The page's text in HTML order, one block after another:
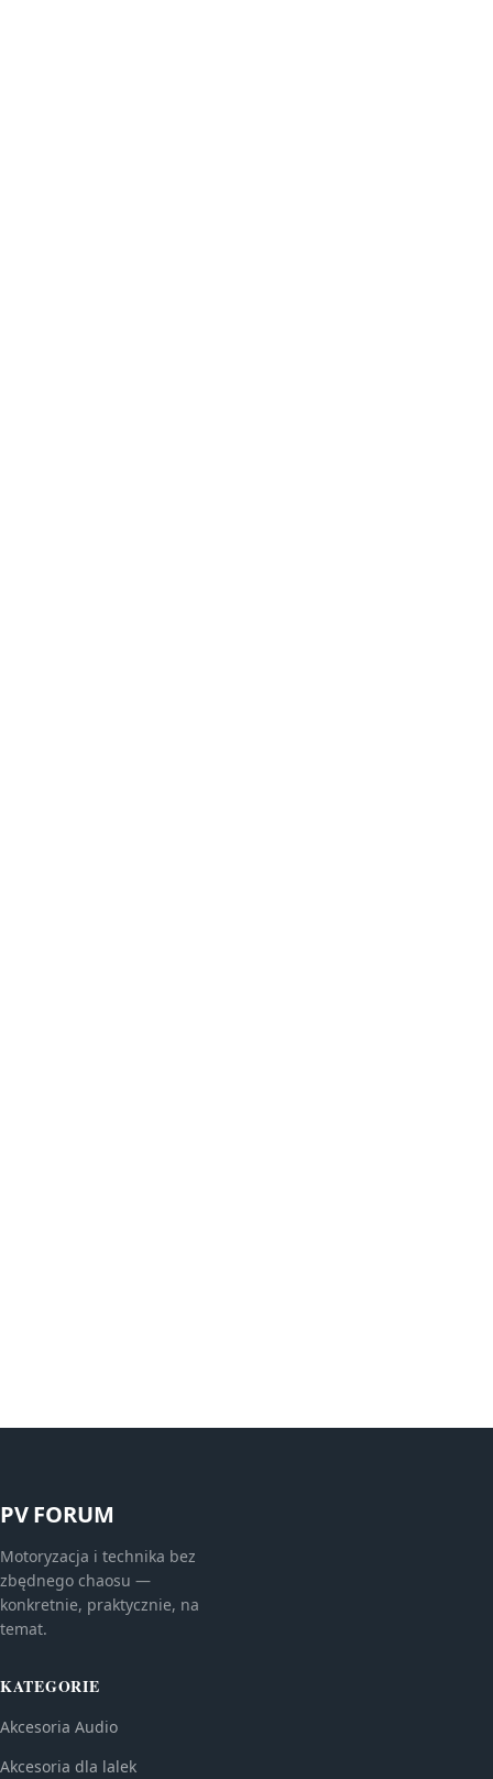
PV FORUM
Motoryzacja i technika bez
zbędnego chaosu —
konkretnie, praktycznie, na
temat.
KATEGORIE
Akcesoria Audio
Akcesoria dla lalek